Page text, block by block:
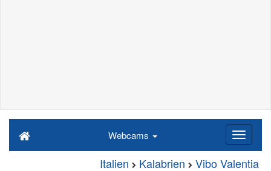
Webcams
Italien Kalabrien Vibo Valentia